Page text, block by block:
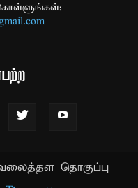
தொகுப்பு